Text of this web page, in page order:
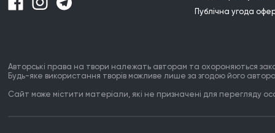
Публічна угода
Авторські права на твори належать авторам та охороняються
Будь-яке використання творів можливе лише за згодою його
Сайт може містити матеріали, які не призначені для перегляду